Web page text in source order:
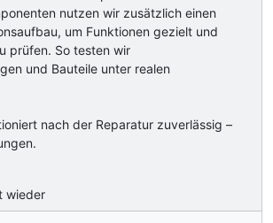
nutzen wir zusätzlich einen
um Funktionen gezielt und
prüfen. So testen wir
und Bauteile unter realen
nach der Reparatur zuverlässig –
wieder